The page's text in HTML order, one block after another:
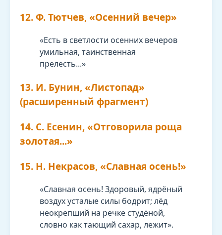
12. Ф. Тютчев, «Осенний вечер»
«Есть в светлости осенних вечеров
умильная, таинственная
прелесть...»
13. И. Бунин, «Листопад»
(расширенный фрагмент)
14. С. Есенин, «Отговорила роща
золотая...»
15. Н. Некрасов, «Славная осень!»
«Славная осень! Здоровый, ядрёный
воздух усталые силы бодрит; лёд
неокрепший на речке студёной,
словно как тающий сахар, лежит».